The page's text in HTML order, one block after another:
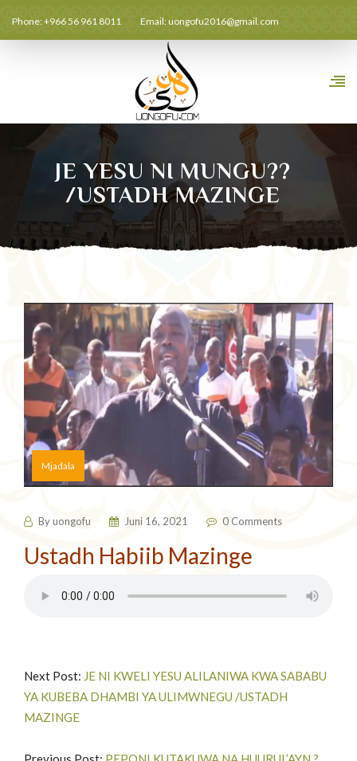
Phone: +966 56 961 8011 Email:uongofu2016@gmail.com
JE YESU NI MUNGU??
/USTADH MAZINGE
Mjadala
Byuongofu Juni 16, 2021 0 Comments
Ustadh Habiib Mazinge
Next Post: JE NI KWELI YESU ALILANIWA KWA SABABU
YA KUBEBA DHAMBI YA ULIMWNEGU /USTADH
MAZINGE